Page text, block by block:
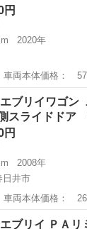
円
2020年
ブリイ ■ グレ
ー接続可 衝突
イ
エブリイワゴ
スライドドア
円
2008年
日井市
エブリイワゴン
スライドドア 衝
リイ
エブリイ ＰＡ